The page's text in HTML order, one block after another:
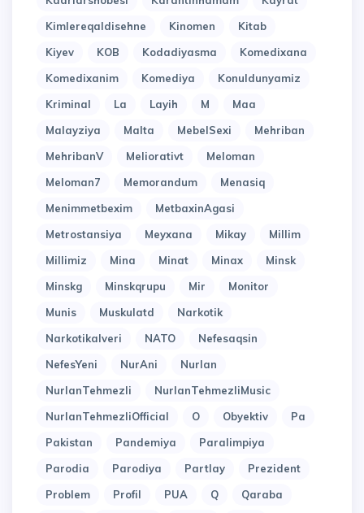
Kimlereqaldisehne
Kinomen
Kitab
Kiyev
KOB Kodadiyasma
Komedixana
Komedixanim
Komediya
Konuldunyamiz
Kriminal
La Layih M
Maa
Malayziya
Malta MebelSexi
Mehriban
MehribanV
Meliorativt
Meloman
Meloman7
Memorandum
Menasiq
Menimmetbexim
MetbaxinAgasi
Metrostansiya
Meyxana Mikay
Millim
Millimiz
Mina Minat Minax
Minsk
Minskg
Minskqrupu Mir
Monitor
Munis
Muskulatd
Narkotik
Narkotikalveri
NATO
Nefesaqsin
NefesYeni
NurAni
Nurlan
NurlanTehmezli
NurlanTehmezliMusic
NurlanTehmezliOfficial
O Obyektiv
Pa
Pakistan
Pandemiya
Paralimpiya
Parodia
Parodiya Partlay
Prezident
Problem
Profil PUA Q
Qaraba